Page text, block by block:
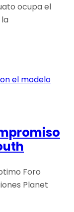
ocupa el
Foro
Planet